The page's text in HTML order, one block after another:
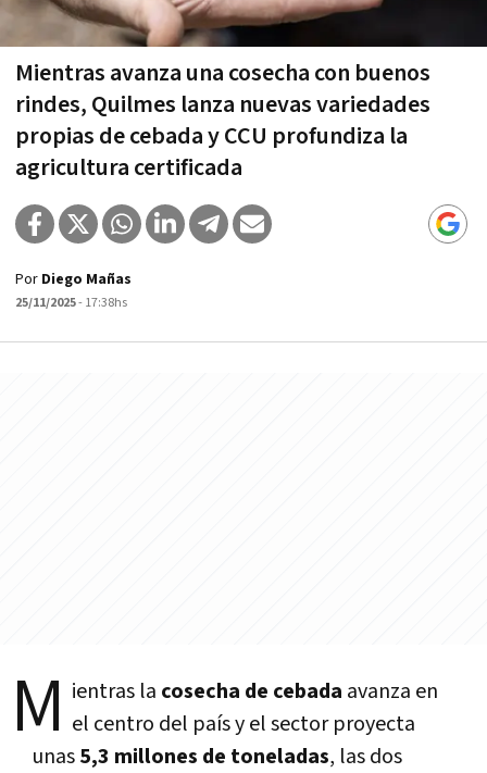
Mientras avanza una cosecha con buenos
rindes, Quilmes lanza nuevas variedades
propias de cebada y CCU profundiza la
agricultura certificada
Por Diego Mañas
25/11/2025- 17:38hs
M ientras la cosecha de cebada avanza en
el centro del país y el sector proyecta
unas5,3 millones de toneladas, las dos